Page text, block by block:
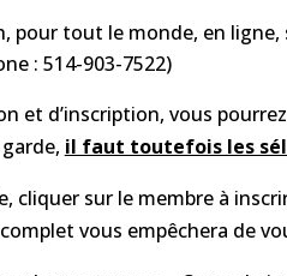
pour tout le monde, en ligne,
: 514-903-7522)
et d’inscription, vous
il faut toutefois les
cliquer sur le membre à
vous empêchera de